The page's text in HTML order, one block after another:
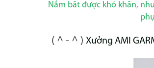
Nắm băt được khó khăn,
( ^ - ^ ) Xưởng AMI